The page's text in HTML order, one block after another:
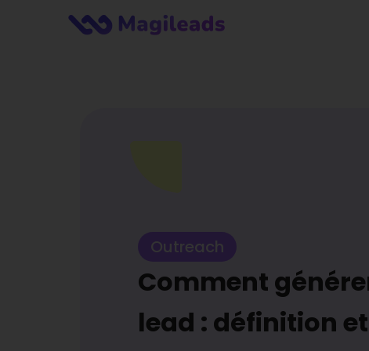
Outreach
Comment
lead : définition et